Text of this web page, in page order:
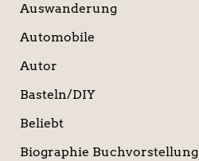
Auswanderung
Automobile
Autor
Basteln/DIY
Beliebt
Biographie Buchvorstellung